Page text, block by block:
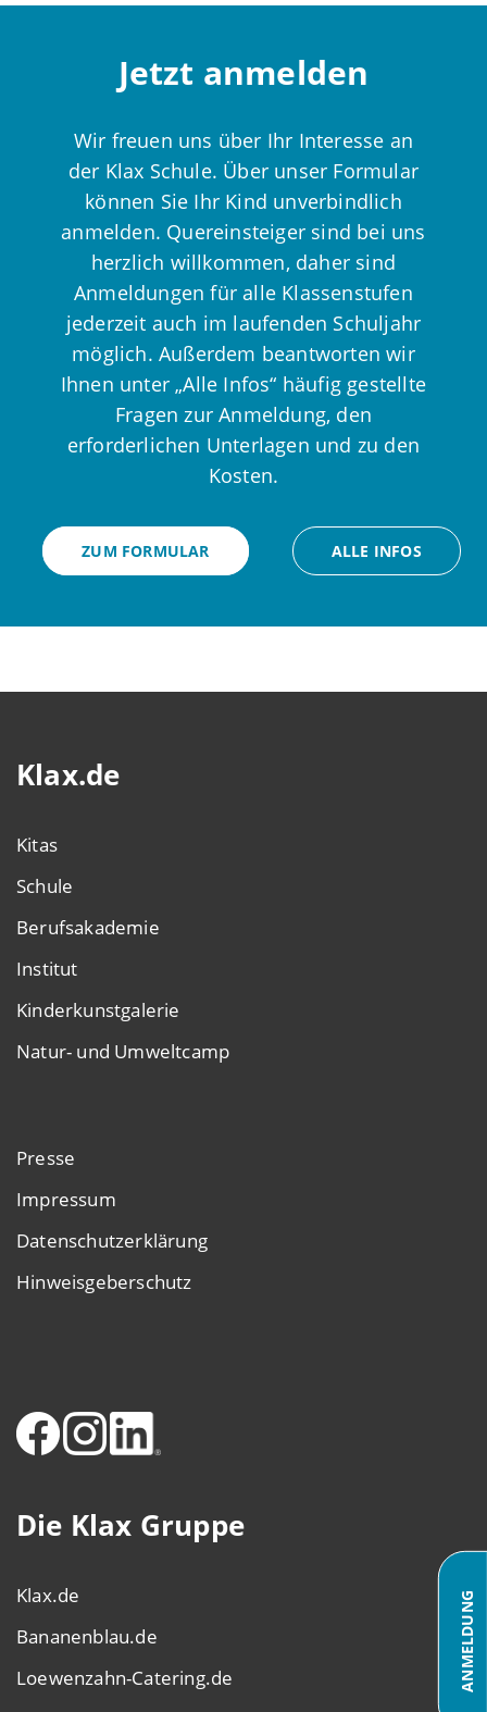
Jetzt anmelden
Wir freuen uns über Ihr Interesse an
der Klax Schule. Über unser Formular
können Sie Ihr Kind unverbindlich
anmelden. Quereinsteiger sind bei uns
herzlich willkommen, daher sind
Anmeldungen für alle Klassenstufen
jederzeit auch im laufenden Schuljahr
möglich. Außerdem beantworten wir
Ihnen unter „Alle Infos“ häufig gestellte
Fragen zur Anmeldung, den
erforderlichen Unterlagen und zu den
Kosten.
ZUM FORMULAR ALLE INFOS
Klax.de
Kitas
Schule
Berufsakademie
Institut
Kinderkunstgalerie
Natur- und Umweltcamp
Presse
Impressum
Datenschutzerklärung
Hinweisgeberschutz
Die Klax Gruppe
Klax.de
Bananenblau.de
Loewenzahn-Catering.de
ANMELDUNG